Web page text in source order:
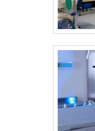
colaboradores
funcionários de
essência de
site e saber
serviços e os
contato com um
solicite um